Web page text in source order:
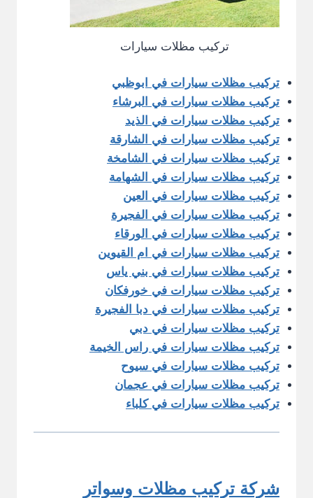
تركيب مظلات سيارات
تركيب مظلات سيارات في ابوظبي
تركيب مظلات سيارات في البرشاء
تركيب مظلات سيارات في الذيد
تركيب مظلات سيارات في الشارقة
تركيب مظلات سيارات في الشامخة
تركيب مظلات سيارات في الشهامة
تركيب مظلات سيارات في العين
تركيب مظلات سيارات في الفجيرة
تركيب مظلات سيارات في الورقاء
تركيب مظلات سيارات في ام القيوين
تركيب مظلات سيارات في بني ياس
تركيب مظلات سيارات في خورفكان
تركيب مظلات سيارات في دبا الفجيرة
تركيب مظلات سيارات في دبي
تركيب مظلات سيارات في راس الخيمة
تركيب مظلات سيارات في سيوح
تركيب مظلات سيارات في عجمان
تركيب مظلات سيارات في كلباء
شركة تركيب مظلات وسواتر